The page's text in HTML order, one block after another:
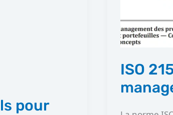
ISO
et
intégration
du
management
de
projet
pour